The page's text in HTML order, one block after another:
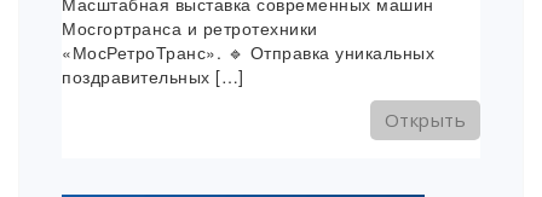
Мосгортранса и ретротехники
«МосРетроТранс». 🔹 Отправка уникальных
поздравительных […]
Открыть